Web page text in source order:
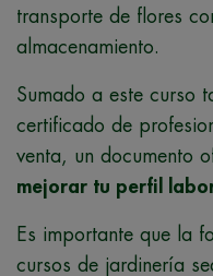
transporte de flores
almacenamiento.
Sumado a este curso
certificado de
venta, un documento
mejorar tu perfil
Es importante que la
cursos de jardinería